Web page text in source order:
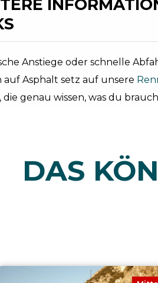
Anstiege oder schnelle
auf Asphalt setz auf unsere
die genau wissen, was du
DAS